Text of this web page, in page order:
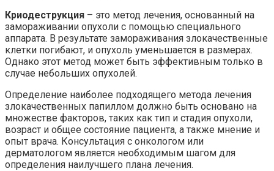
Криодеструкция – это метод лечения, основанный на
замораживании опухоли с помощью специального
аппарата. В результате замораживания злокачественные
клетки погибают, и опухоль уменьшается в размерах.
Однако этот метод может быть эффективным только в
случае небольших опухолей.
Определение наиболее подходящего метода лечения
злокачественных папиллом должно быть основано на
множестве факторов, таких как тип и стадия опухоли,
возраст и общее состояние пациента, а также мнение и
опыт врача. Консультация с онкологом или
дерматологом является необходимым шагом для
определения наилучшего плана лечения.